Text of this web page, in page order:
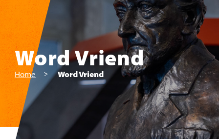
Word Vriend
Home Word Vriend